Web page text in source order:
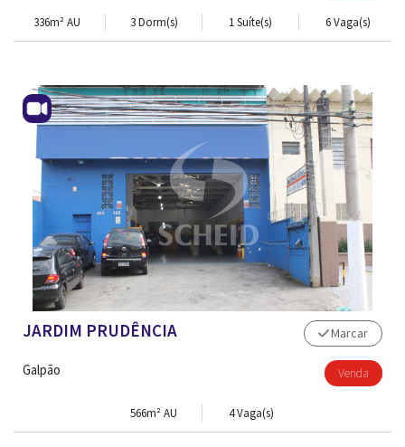
336m² AU 3 Dorm(s) 1 Suíte(s) 6 Vaga(s)
JARDIM PRUDÊNCIA
Galpão
Marcar
Venda
566m² AU 4 Vaga(s)